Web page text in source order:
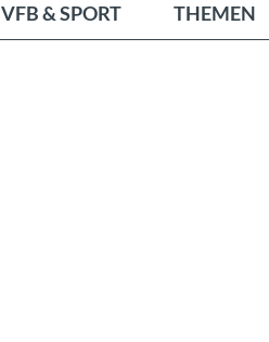
VFB & SPORT THEMEN